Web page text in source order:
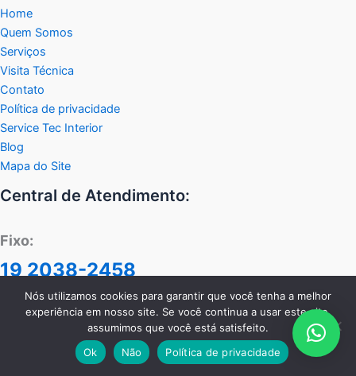
Home
Quem Somos
Serviços
Visita Técnica
Contato
Política de privacidade
Service Tec Interior
Blog
Mapa do Site
Central de Atendimento:
Fixo:
19 2038-2458
WhastApp:
11 99117-1220
Nós utilizamos cookies para garantir que você tenha a melhor
experiência em nosso site. Se você continua a usar este site,
assumimos que você está satisfeito.
Ok
Não Política de privacidade